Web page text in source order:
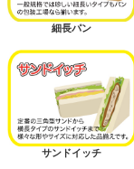
細長パン
サンドイッチ